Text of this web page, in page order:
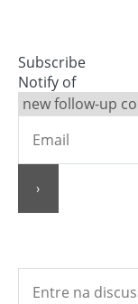
Subscribe
Notify of